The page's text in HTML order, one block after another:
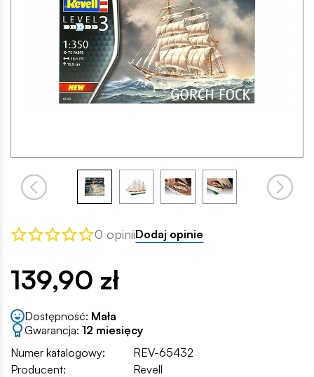
0 opiniiDodaj opinie
139,90 zł
Dostępność: Mała
Gwarancja: 12 miesięcy
Numer katalogowy:
REV-65432
Producent:
Revell